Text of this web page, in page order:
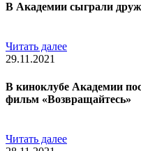
В Академии сыграли
Читать далее
29.11.2021
В киноклубе Академии
фильм «Возвращайтесь»
Читать далее